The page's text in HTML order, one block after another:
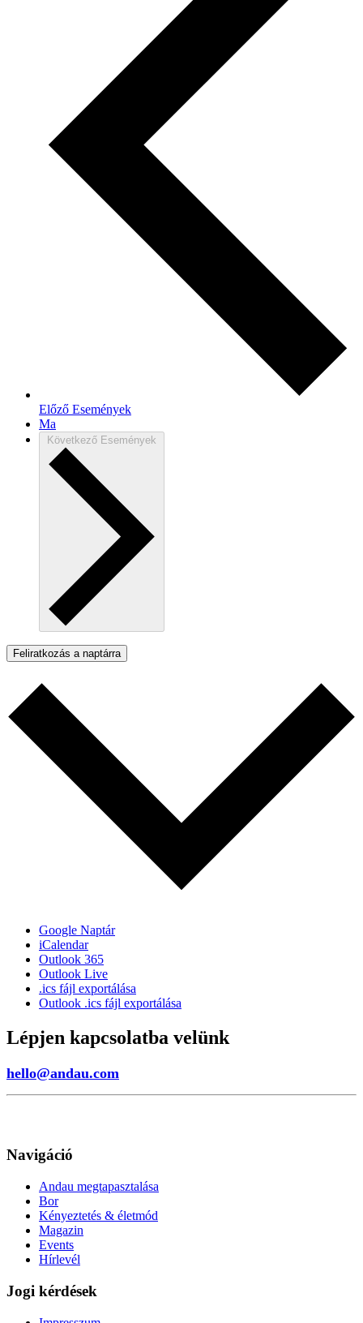
Előző Események
Ma
Következő Események
Feliratkozás a naptárra
Google Naptár
iCalendar
Outlook 365
Outlook Live
.ics fájl exportálása
Outlook .ics fájl exportálása
Lépjen kapcsolatba velünk
hello@andau.com
Navigáció
Andau megtapasztalása
Bor
Kényeztetés & életmód
Magazin
Events
Hírlevél
Jogi kérdések